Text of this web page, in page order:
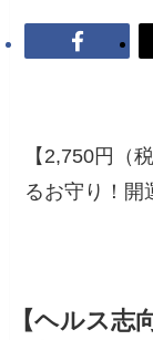
【2,750円（
るお守り！開
【ヘルス志